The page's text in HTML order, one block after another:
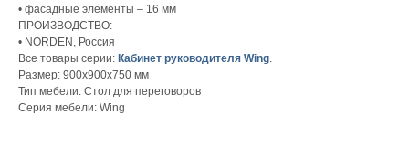
• фасадные элементы – 16 мм
ПРОИЗВОДСТВО:
• NORDEN, Россия
Все товары серии: Кабинет руководителя Wing
Размер: 900х900х750 мм
Тип мебели: Стол для переговоров
Серия мебели: Wing